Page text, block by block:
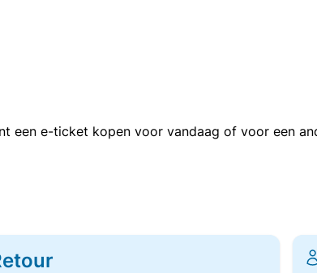
een e-ticket kopen voor vandaag of voor een